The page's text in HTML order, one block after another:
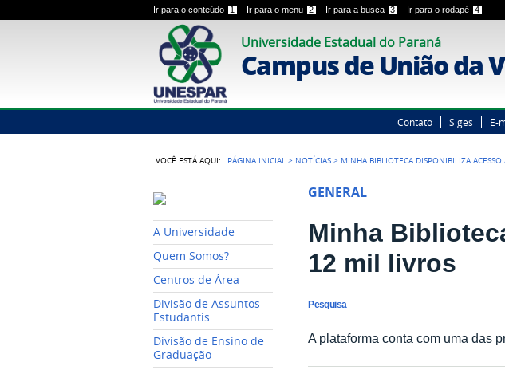
Ir para o conteúdo 1 Ir para o menu 2 Ir para a busca 3 Ir para o rodapé 4
Universidade Estadual do Paraná
Campus de União da
Contato Siges E-
VOCÊ ESTÁ AQUI: PÁGINA INICIAL > NOTÍCIAS > MINHA BIBLIOTECA DISPONIBILIZA
A Universidade
Quem Somos?
Centros de Área
Divisão de Assuntos
Estudantis
Divisão de Ensino de
Graduação
GENERAL
Minha
12 mil livros
Pesquisa
A plataforma conta com uma das